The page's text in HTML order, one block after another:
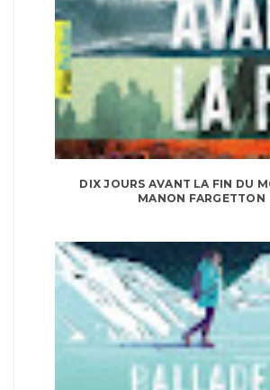
DIX JOURS AVANT LA FIN DU
MANON FARGETTON